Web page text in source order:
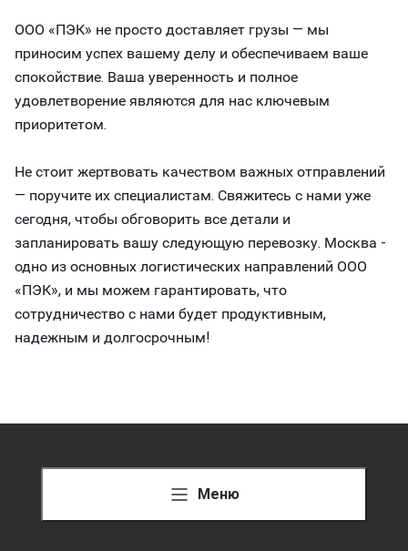
ООО «ПЭК» не просто доставляет грузы — мы
приносим успех вашему делу и обеспечиваем ваше
спокойствие. Ваша уверенность и полное
удовлетворение являются для нас ключевым
приоритетом.
Не стоит жертвовать качеством важных отправлений
— поручите их специалистам. Свяжитесь с нами уже
сегодня, чтобы обговорить все детали и
запланировать вашу следующую перевозку. Москва -
одно из основных логистических направлений ООО
«ПЭК», и мы можем гарантировать, что
сотрудничество с нами будет продуктивным,
надежным и долгосрочным!
Меню